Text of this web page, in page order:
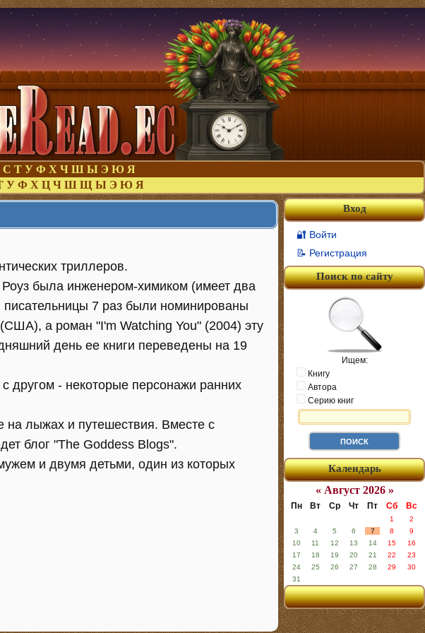
С Т У Ф Х Ч Ш Ы Э Ю Я
У Ф Х Ц Ч Ш Щ Ы Э Ю Я
триллеров.
была инженером-химиком (имеет два
писательницы 7 раз были номинированы
а роман "I'm Watching You" (2004) эту
день ее книги переведены на 19
другом - некоторые персонажи ранних
на лыжах и путешествия. Вместе с
блог "The Goddess Blogs".
и двумя детьми, один из которых
Вход
🔐 Войти
📝 Регистрация
Поиск по сайту
Ищем:
Книгу
Автора
Серию книг
Календарь
« Август 2026 »
Пн Вт Ср Чт Пт Сб Вс
1
2
3
4 5 6 7 8
9
10
11 12 13 14 15
16
17
18 19 20 21 22
23
24
25 26 27 28 29
30
31